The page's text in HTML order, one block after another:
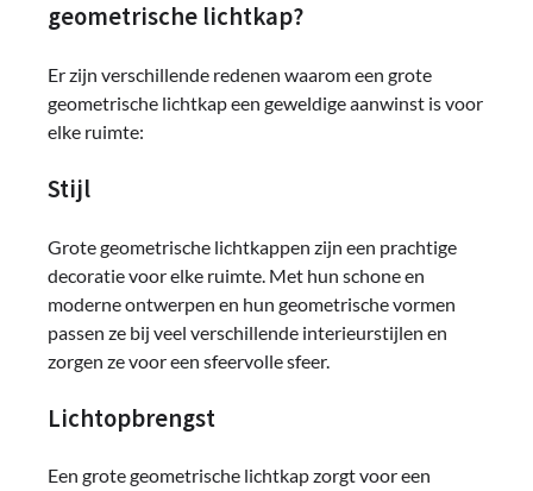
geometrische lichtkap?
Er zijn verschillende redenen waarom een grote
geometrische lichtkap een geweldige aanwinst is voor
elke ruimte:
Stijl
Grote geometrische lichtkappen zijn een prachtige
decoratie voor elke ruimte. Met hun schone en
moderne ontwerpen en hun geometrische vormen
passen ze bij veel verschillende interieurstijlen en
zorgen ze voor een sfeervolle sfeer.
Lichtopbrengst
Een grote geometrische lichtkap zorgt voor een